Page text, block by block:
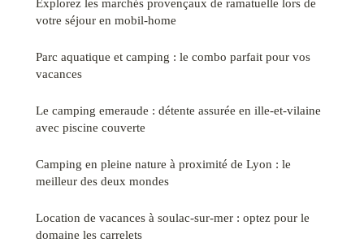
Explorez les marchés provençaux de ramatuelle lors de
votre séjour en mobil-home
Parc aquatique et camping : le combo parfait pour vos
vacances
Le camping emeraude : détente assurée en ille-et-vilaine
avec piscine couverte
Camping en pleine nature à proximité de Lyon : le
meilleur des deux mondes
Location de vacances à soulac-sur-mer : optez pour le
domaine les carrelets